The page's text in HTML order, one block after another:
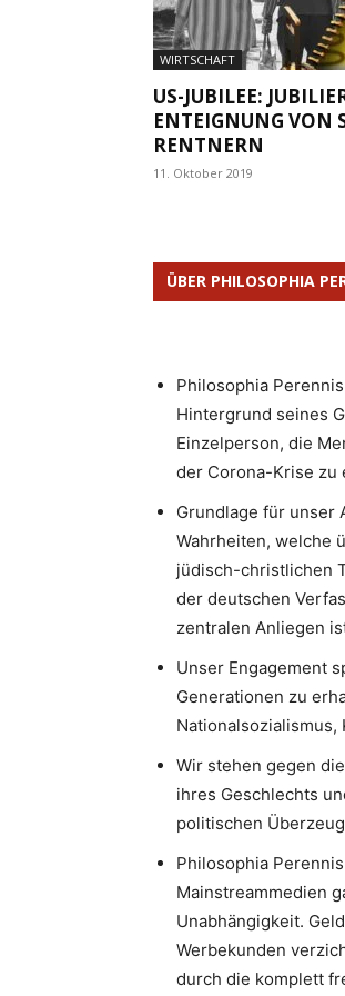
WIRTSCHAFT
US-JUBILEE:
ENTEIGNUNG VON
RENTNERN
11. Oktober 2019
ÜBER PHILOSOPHIA
Philosophia
Hintergrund seines
Einzelperson, die
der Corona-Krise zu
Grundlage für unser
Wahrheiten, welche
jüdisch-christlichen
der deutschen
zentralen Anliegen
Unser Engagement
Generationen zu
Nationalsozialismus,
Wir stehen gegen
ihres Geschlechts
politischen
Philosophia
Mainstreammedien
Unabhängigkeit.
Werbekunden
durch die komplett